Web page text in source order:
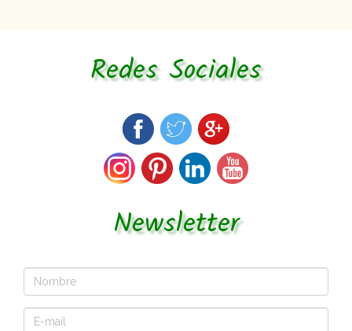
Redes Sociales
Newsletter